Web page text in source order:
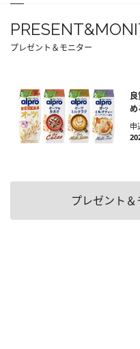
プレゼント＆モニター
め
申
プレゼント